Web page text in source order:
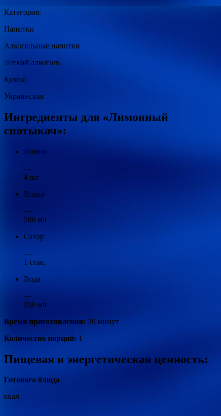
Категория:
Напитки
Алкогольные напитки
Легкий алкоголь
Кухня:
Украинская
Ингредиенты для «Лимонный
спотыкач»:
Лимон
—
4 шт
Водка
—
500 мл
Сахар
—
1 стак.
Вода
—
250 мл
Время приготовления: 30 минут
Количество порций: 1
Пищевая и энергетическая ценность:
Готового блюда
ккал